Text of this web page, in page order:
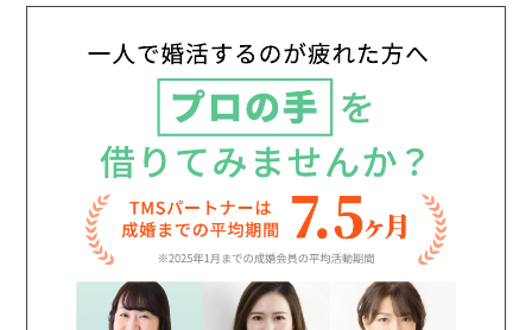
約1,300店の中から
おすすめの優良結婚相談所をご紹介
個人情報保護のため
プライバシーマークを
取得しております